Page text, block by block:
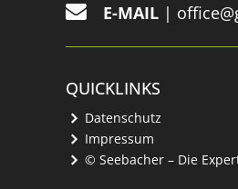
E-MAIL |
QUICKLINKS
Datenschutz
Impressum
© Seebacher – Die